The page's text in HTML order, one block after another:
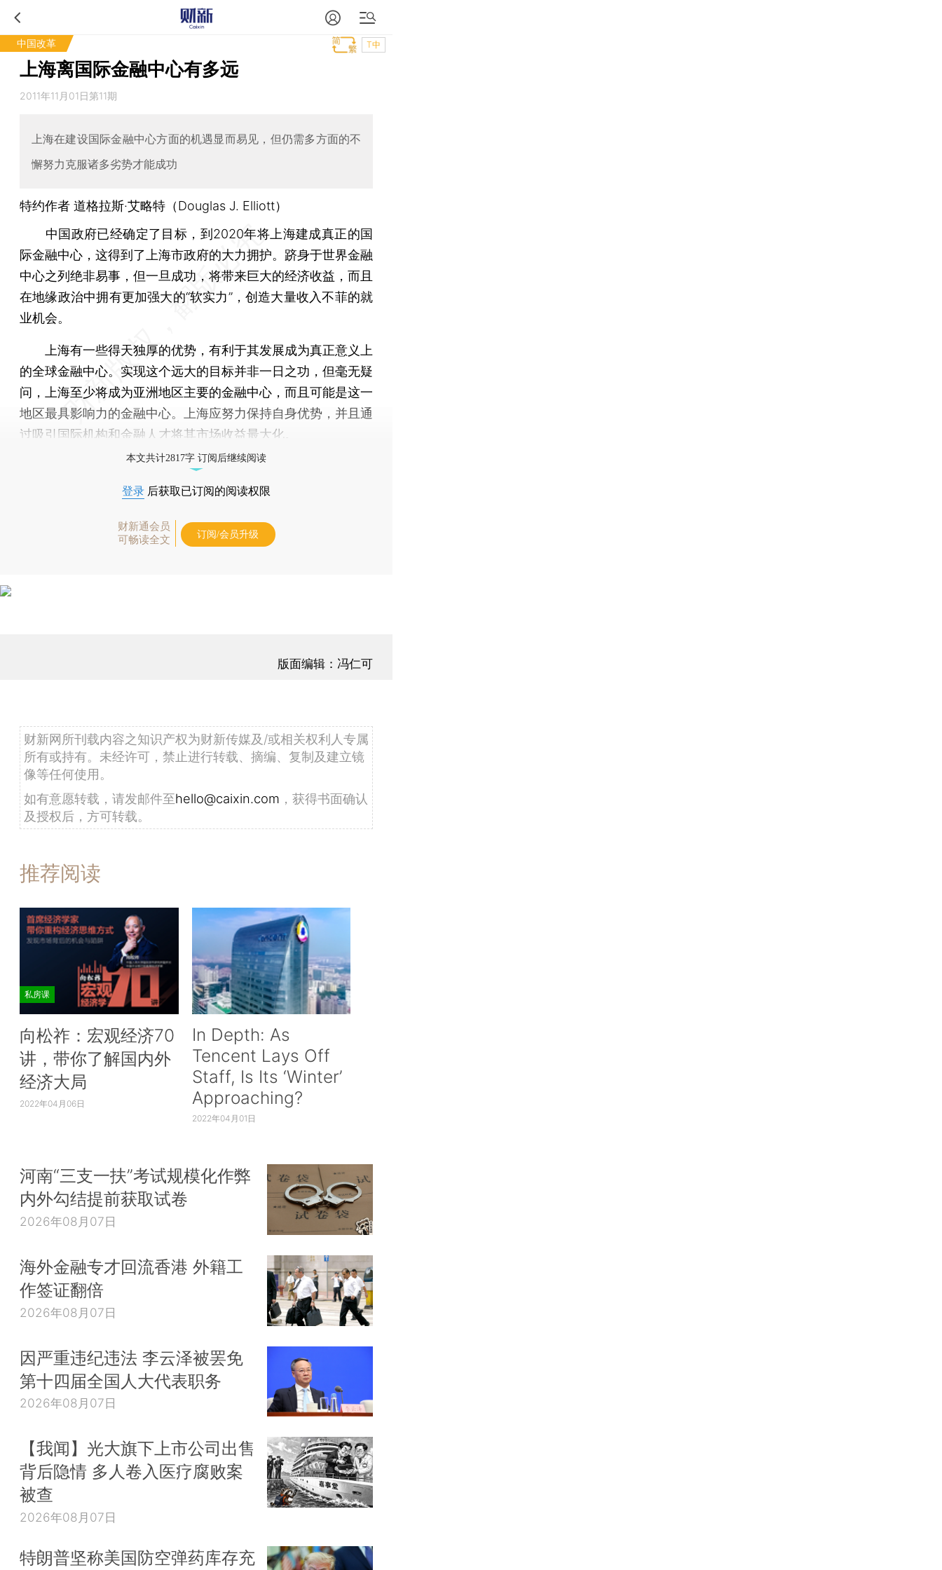
中国改革 T中
上海离国际金融中心有多远
2011年11月01日第11期
上海在建设国际金融中心方面的机遇显而易见，但仍需多方面的不
懈努力克服诸多劣势才能成功
特约作者 道格拉斯·艾略特（Douglas J. Elliott）
中国政府已经确定了目标，到2020年将上海建成真正的国
际金融中心，这得到了上海市政府的大力拥护。跻身于世界金融
中心之列绝非易事，但一旦成功，将带来巨大的经济收益，而且
在地缘政治中拥有更加强大的“软实力”，创造大量收入不菲的就
业机会。
上海有一些得天独厚的优势，有利于其发展成为真正意义上
的全球金融中心。实现这个远大的目标并非一日之功，但毫无疑
问，上海至少将成为亚洲地区主要的金融中心，而且可能是这一
地区最具影响力的金融中心。上海应努力保持自身优势，并且通
过吸引国际机构和金融人才将其市场收益最大化。
本文共计2817字 订阅后继续阅读
登录 后获取已订阅的阅读权限
财新通会员
可畅读全文
订阅/会员升级
版面编辑：冯仁可
财新网所刊载内容之知识产权为财新传媒及/或相关权利人专属
所有或持有。未经许可，禁止进行转载、摘编、复制及建立镜
像等任何使用。
如有意愿转载，请发邮件至hello@caixin.com ，获得书面确认
及授权后，方可转载。
推荐阅读
私房课
向松祚：宏观经济70
讲，带你了解国内外
经济大局
2022年04月06日
In Depth: As
Tencent Lays Off
Staff, Is Its ‘Winter’
Approaching?
2022年04月01日
河南“三支一扶”考试规模化作弊
内外勾结提前获取试卷
2026年08月07日
海外金融专才回流香港 外籍工
作签证翻倍
2026年08月07日
因严重违纪违法 李云泽被罢免
第十四届全国人大代表职务
2026年08月07日
【我闻】光大旗下上市公司出售
背后隐情 多人卷入医疗腐败案
被查
2026年08月07日
特朗普坚称美国防空弹药库存充